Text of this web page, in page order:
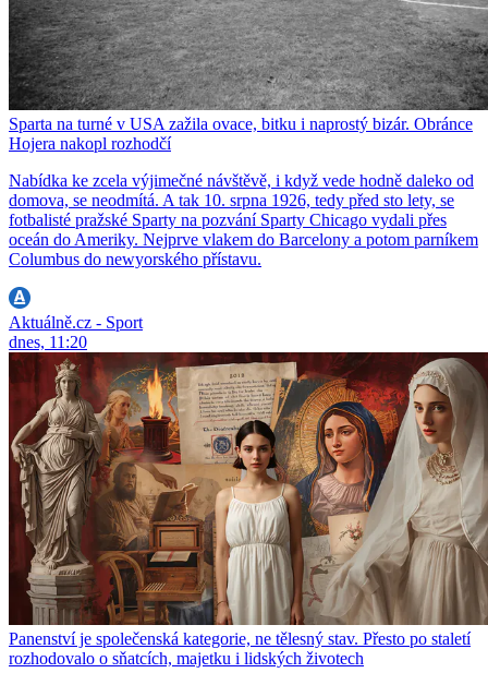
Sparta na turné v USA zažila ovace, bitku i naprostý bizár. Obránce
Hojera nakopl rozhodčí
Nabídka ke zcela výjimečné návštěvě, i když vede hodně daleko od
domova, se neodmítá. A tak 10. srpna 1926, tedy před sto lety, se
fotbalisté pražské Sparty na pozvání Sparty Chicago vydali přes
oceán do Ameriky. Nejprve vlakem do Barcelony a potom parníkem
Columbus do newyorského přístavu.
Aktuálně.cz - Sport
dnes, 11:20
Panenství je společenská kategorie, ne tělesný stav. Přesto po staletí
rozhodovalo o sňatcích, majetku i lidských životech